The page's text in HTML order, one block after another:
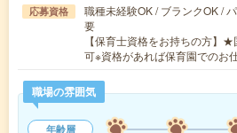
応募資格
職種未経験OK / ブランクOK /
要
【保育士資格をお持ちの方】
可※資格があれば保育園でのお
職場の雰囲気
年齢層